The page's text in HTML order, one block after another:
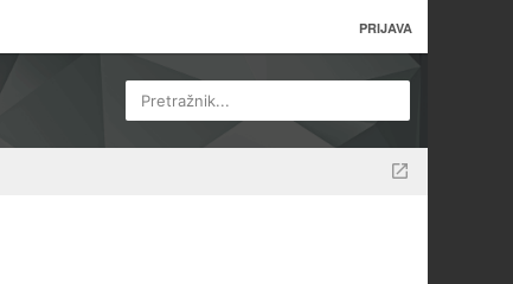
PRIJAVA
Pretražnik...